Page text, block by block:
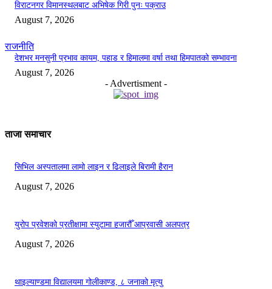
विराटनगर विमानस्थलबाट अभिषेक गिरी पुनः पक्राउ
August 7, 2026
राजनीति
देशभर मनसुनी प्रभाव कायम, पहाड र हिमालमा वर्षा तथा हिमपातको सम्भावना
August 7, 2026
- Advertisment -
ताजा समाचार
सिभिल अस्पतालमा लामो लाइन र ढिलाइले बिरामी हैरान
August 7, 2026
युरोप प्रवेशको प्रतीक्षामा स्युटामा हजारौँ आप्रवासी अलपत्र
August 7, 2026
थाइल्याण्डमा विद्यालयमा गोलीकाण्ड, ८ जनाको मृत्यु